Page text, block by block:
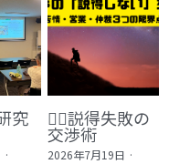
げますか？
究
·
🕵️‍♂️説得失敗の
交渉術
2026年7月19日 ·